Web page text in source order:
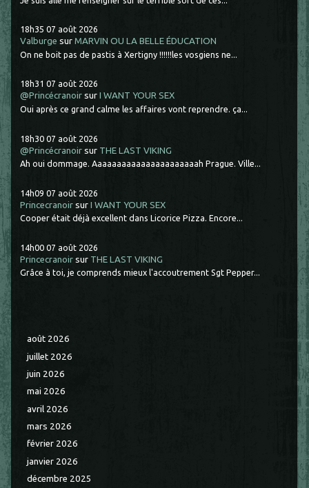
18h35 07 août 2026
Valburge surMARVIN OU LA BELLE ÉDUCATION
On ne boit pas de pastis à Xertigny !!!!!!les vosgiens ne...
18h31 07 août 2026
@Princécranoir surI WANT YOUR SEX
Oui après ce grand calme les affaires vont reprendre. ça...
18h30 07 août 2026
@Princécranoir sur THE LAST VIKING
Ah oui dommage. Aaaaaaaaaaaaaaaaaaaaaah Prague. Ville...
14h09 07 août 2026
Princecranoir surI WANT YOUR SEX
Cooper était déjà excellent dans Licorice Pizza. Encore...
14h00 07 août 2026
Princecranoir sur THE LAST VIKING
Grâce à toi, je comprends mieux l'accoutrement Sgt Pepper...
août 2026
juillet 2026
juin 2026
mai 2026
avril 2026
mars 2026
février 2026
janvier 2026
décembre 2025